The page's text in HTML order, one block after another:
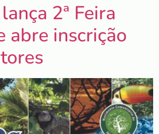
2ª Feira
abre inscrição